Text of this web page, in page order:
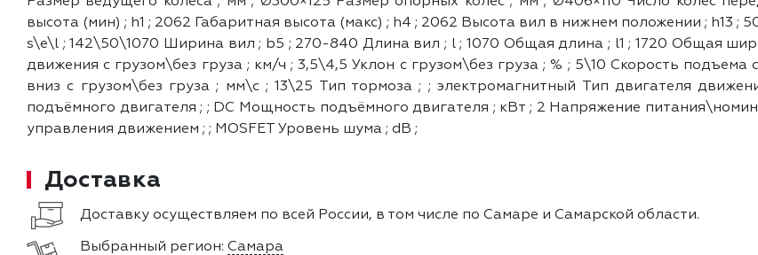
высота (мин) ; h1 ; 2062 Габаритная высота (макс) ; h4 ; 2062 Высота вил в нижнем положении ; h13
s\e\l ; 142\50\1070 Ширина вил ; b5 ; 270-840 Длина вил ; l ; 1070 Общая длина ; l1 ; 1720 Общая
движения с грузом\без груза ; км/ч ; 3,5\4,5 Уклон с грузом\без груза ; % ; 5\10 Скорость
вниз с грузом\без груза ; мм\с ; 13\25 Тип тормоза ; ; электромагнитный Тип двигателя
подъёмного двигателя ; ; DC Мощность подъёмного двигателя ; кВт ; 2 Напряжение
управления движением ; ; MOSFET Уровень шума ; dB ;
Доставка
Доставку осуществляем по всей России, в том числе по Самаре и Самарской области.
Выбранный регион: Самара